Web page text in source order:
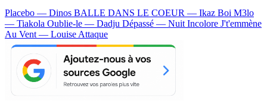
Placebo — Dinos BALLE DANS LE COEUR — Ikaz Boi M3lo
— Tiakola Oublie-le — Dadju Dépassé — Nuit Incolore J't'emmène
Au Vent — Louise Attaque